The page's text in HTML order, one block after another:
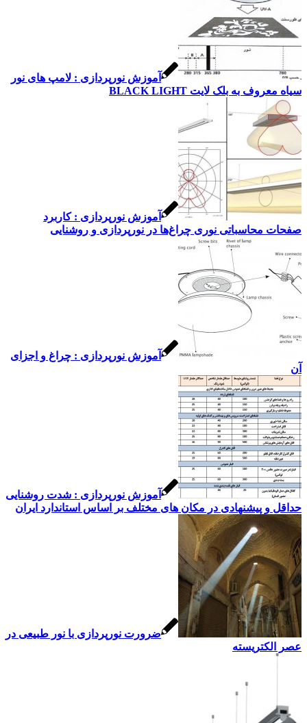
آموزش نورپردازی : لامپ های نور
سیاه معروف به بلک لایت BLACK LIGHT
آموزش نورپردازی : کاربرد
صفحات محاسباتی نوری چراغ‌ها در نورپردازی و روشنایی
آموزش نورپردازی : چراغ و اجزای
آن
آموزش نورپردازی : شدت روشنایی
حداقل و پیشنهادی در مکان های مختلف بر اساس استاندارد ایران
ضرورت نورپردازی با نور طبيعی در
عصر الكتريسته